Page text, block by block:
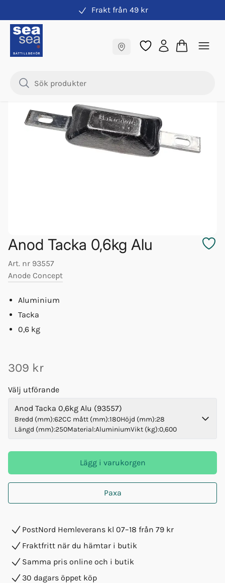
Frakt från 49 kr
Samma pris online & i butik
Anod Tacka 0,6kg Alu
Art. nr 93557
Anode Concept
Aluminium
Tacka
0,6 kg
309 kr
Välj utförande
Anod Tacka 0,6kg Alu (93557)
Bredd (mm):62CC mått (mm):180Höjd (mm):28
Längd (mm):250Material:AluminiumVikt (kg):0,600
Lägg i varukorgen
Paxa
PostNord Hemleverans kl 07–18 från 79 kr
Fraktfritt när du hämtar i butik
Samma pris online och i butik
30 dagars öppet köp